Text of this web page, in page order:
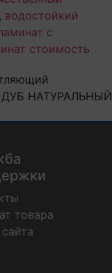
, водостойкий
с
стоимость
ДУБ НАТУРАЛЬНЫЙ
товара